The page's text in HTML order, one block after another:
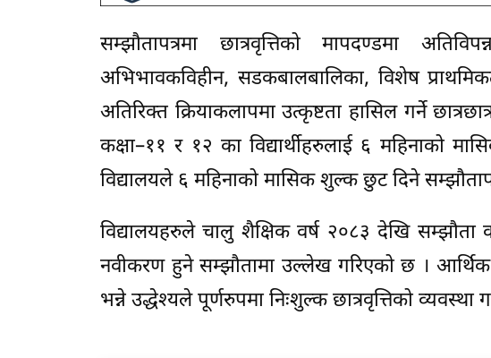
सम्झौतापत्रमा छात्रवृत्तिको मापदण्डमा
अभिभावकविहीन, सडकबालबालिका, विशेष
अतिरिक्त क्रियाकलापमा उत्कृष्टता हासिल गर्ने
कक्षा–११ र १२ का विद्यार्थीहरुलाई ६ महिनाको
विद्यालयले ६ महिनाको मासिक शुल्क छुट दिने
विद्यालयहरुले चालु शैक्षिक वर्ष २०८३ देखि सम्झौता
नवीकरण हुने सम्झौतामा उल्लेख गरिएको छ । आर्थिक
भन्ने उद्धेश्यले पूर्णरुपमा निःशुल्क छात्रवृत्तिको